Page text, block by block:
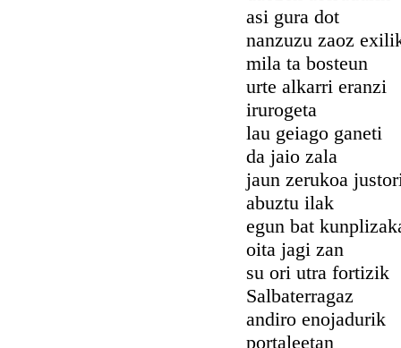
asi gura dot
nanzuzu zaoz
mila ta bosteun
urte alkarri eranzi
irurogeta
lau geiago ganeti
da jaio zala
jaun zerukoa
abuztu ilak
egun bat
oita jagi zan
su ori utra fortizik
Salbaterragaz
andiro enojadurik
portaleetan